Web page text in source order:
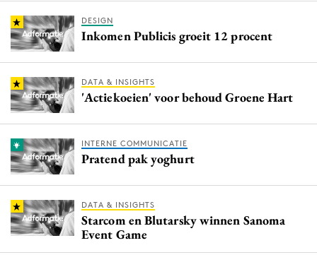
DESIGN
Inkomen Publicis groeit 12 procent
DATA & INSIGHTS
'Actiekoeien' voor behoud Groene Hart
INTERNE COMMUNICATIE
Pratend pak yoghurt
DATA & INSIGHTS
Starcom en Blutarsky winnen Sanoma
Event Game